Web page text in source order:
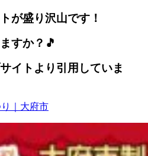
が盛り沢山です！
すか？🎵
イトより引用していま
｜大府市